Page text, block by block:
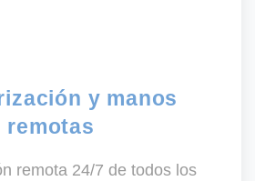
y manos
remotas
remota 24/7 de todos los